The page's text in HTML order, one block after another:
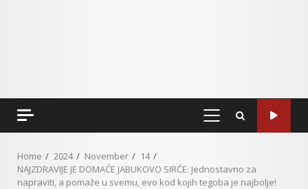
PRIMARY
Home 2024 November
14
NAJZDRAVIJE JE DOMAĆE JABUKOVO SIRĆE: Jednostavno za
napraviti, a pomaže u svemu, evo kod kojih tegoba je najbolje!